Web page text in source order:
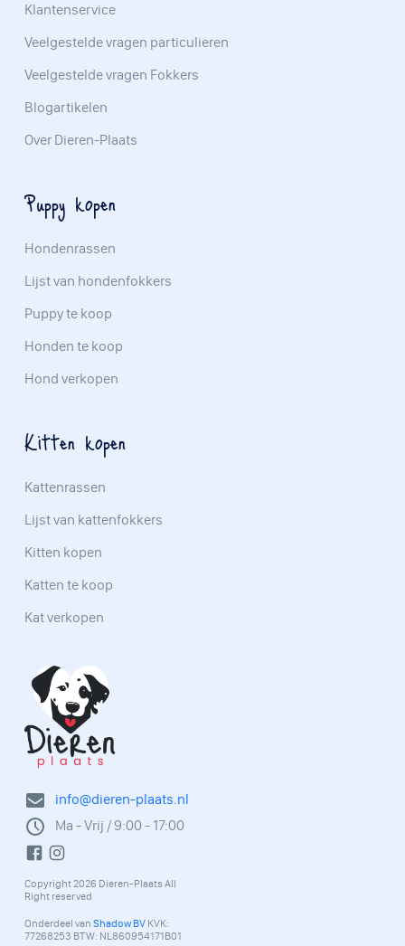
info@dieren-plaats.nl
Ma - Vrij / 9:00 - 17:00
Copyright 2026 Dieren-Plaats All
Right reserved
Onderdeel van Shadow BV KVK:
77268253 BTW: NL860954171B01
Klantenservice
Veelgestelde vragen particulieren
Veelgestelde vragen Fokkers
Blogartikelen
Over Dieren-Plaats
Puppy kopen
Hondenrassen
Lijst van hondenfokkers
Puppy te koop
Honden te koop
Hond verkopen
Kitten kopen
Kattenrassen
Lijst van kattenfokkers
Kitten kopen
Katten te koop
Kat verkopen